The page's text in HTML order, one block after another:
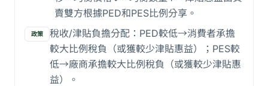
賣雙方根據PED和PES比例分享。
政策
稅收/津貼負擔分配：PED較低→消費者承擔
較大比例稅負（或獲較少津貼惠益）；PES較
低→廠商承擔較大比例稅負（或獲較少津貼惠
益）。